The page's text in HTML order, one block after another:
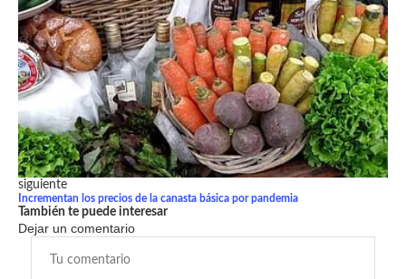
siguiente
Incrementan los precios de la canasta básica por pandemia
También te puede interesar
Dejar un comentario